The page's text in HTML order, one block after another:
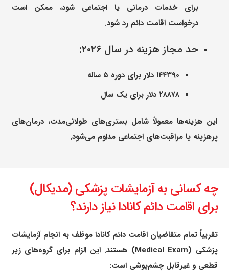
برای خدمات درمانی یا اجتماعی شود، ممکن است
درخواست اقامت دائم رد شود.
حد مجاز هزینه در سال ۲۰۲۶:
۱۴۴۳۹۰ دلار برای دوره ۵ ساله
۲۸۸۷۸ دلار برای یک سال
این هزینه‌ها معمولاً شامل بستری‌های طولانی‌مدت، درمان‌های
پرهزینه یا مراقبت‌های اجتماعی مداوم می‌شود.
چه کسانی به آزمایشات پزشکی (مدیکال)
برای اقامت دائم کانادا نیاز دارند؟
تقریباً تمام متقاضیان اقامت دائم کانادا موظف به انجام آزمایشات
پزشکی (Medical Exam) هستند. این الزام برای گروه‌های زیر
قطعی و غیرقابل چشم‌پوشی است: